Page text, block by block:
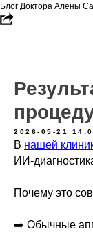
Блог Доктора Алёны
2026-05-21
В нашей
ИИ-
Почему это
➡️ Обычные